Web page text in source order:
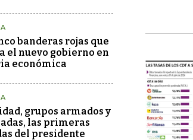
banderas rojas que
el nuevo gobierno en
económica
grupos armados y
las primeras
del presidente